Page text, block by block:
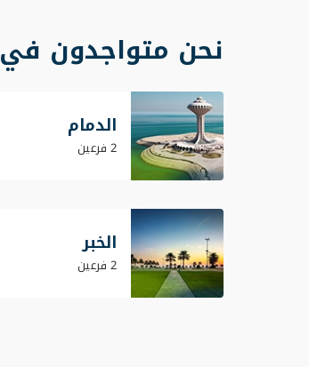
نحن متواجدون في 23 cities_web
الدمام
2 فرعين
الخبر
2 فرعين